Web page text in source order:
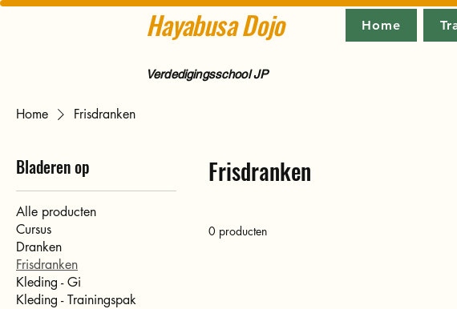
Hayabusa Dojo Home
Verdedigingsschool JP
Home Frisdranken
Bladeren op
Alle producten
Cursus
Dranken
Frisdranken
Kleding - Gi
Kleding - Trainingspak
Frisdranken
0 producten